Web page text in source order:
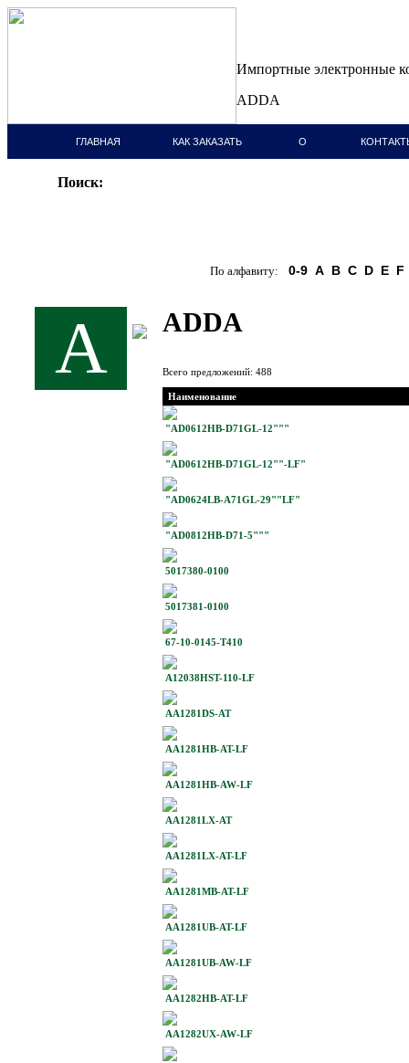
Импортные электронные
ADDA
ГЛАВНАЯ КАК ЗАКАЗАТЬ О
Поиск:
По алфавиту: 0-9 A B C D E F
A ADDA
Всего предложений: 488
Наименование
"AD0612HB-D71GL-12"""
"AD0612HB-D71GL-12""-LF"
"AD0624LB-A71GL-29""LF"
"AD0812HB-D71-5"""
5017380-0100
5017381-0100
67-10-0145-T410
A12038HST-110-LF
AA1281DS-AT
AA1281HB-AT-LF
AA1281HB-AW-LF
AA1281LX-AT
AA1281LX-AT-LF
AA1281MB-AT-LF
AA1281UB-AT-LF
AA1281UB-AW-LF
AA1282HB-AT-LF
AA1282UX-AW-LF